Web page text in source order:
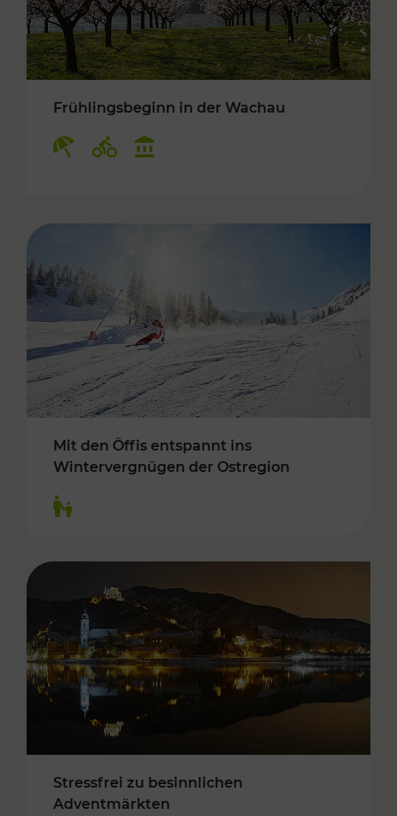
Frühlingsbeginn in der Wachau
Mit den Öffis entspannt ins
Wintervergnügen der Ostregion
Stressfrei zu besinnlichen
Adventmärkten